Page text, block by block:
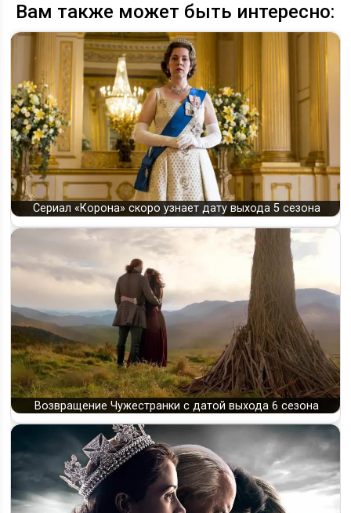
Вам также может быть интересно:
Сериал «Корона» скоро узнает дату выхода 5 сезона
Возвращение Чужестранки с датой выхода 6 сезона